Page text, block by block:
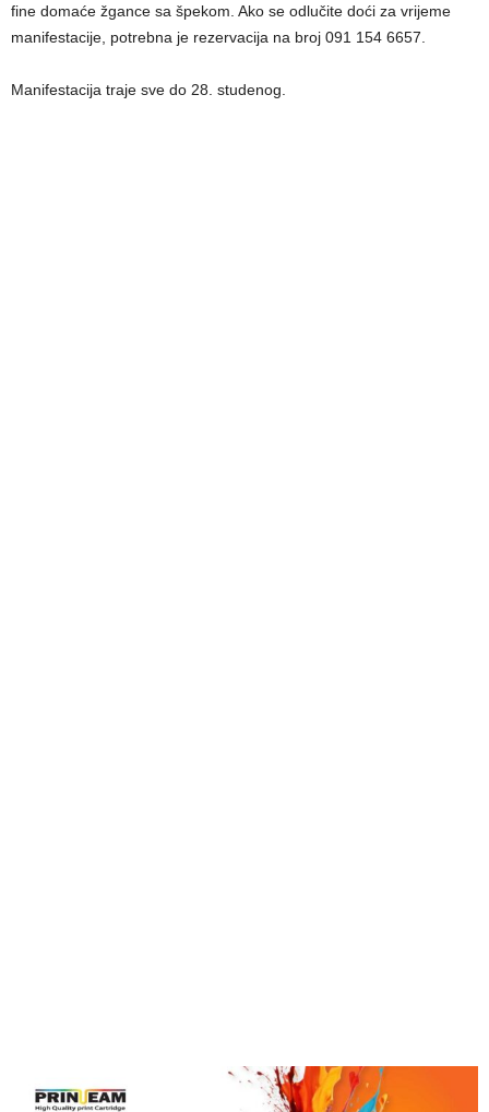
fine domaće žgance sa špekom. Ako se odlučite doći za vrijeme
manifestacije, potrebna je rezervacija na broj 091 154 6657.
Manifestacija traje sve do 28. studenog.